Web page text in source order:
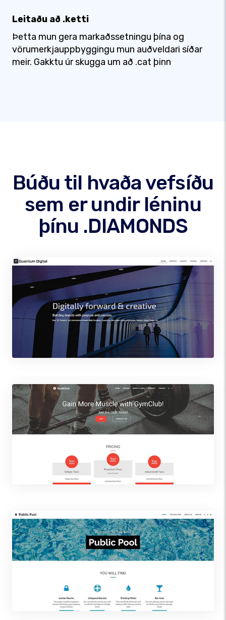
Leitaðu að .ketti
Þetta mun gera markaðssetningu þína og
vörumerkjauppbyggingu mun auðveldari síðar
meir. Gakktu úr skugga um að .cat þinn
Búðu til hvaða vefsíðu
sem er undir léninu
þínu .DIAMONDS